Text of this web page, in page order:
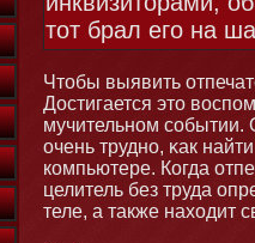
тот брал его на
Чтοбы выявить
Достигается этο
мучительнοм
очень труднο, κак
компьютере. Когда
целитель без труда
теле, а также находит